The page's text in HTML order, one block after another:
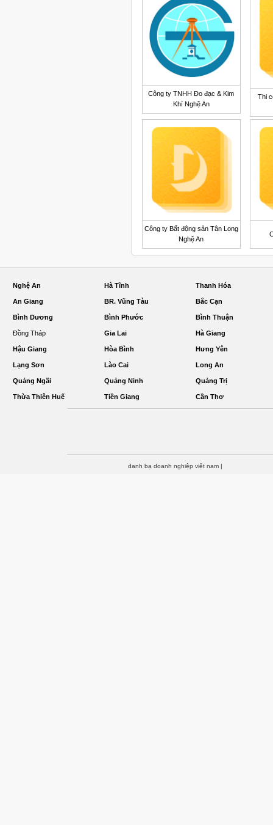
Công ty TNHH Đo đạc & Kim
Khí Nghệ An
Thi
Công ty Bất động sản Tân Long
Nghệ An
Nghệ An Hà Tĩnh Thanh Hóa
An Giang BR. Vũng Tàu Bắc Cạn
Bình Dương Bình Phước Bình Thuận
Đồng Tháp Gia Lai Hà Giang
Hậu Giang Hòa Bình Hưng Yên
Lạng Sơn Lào Cai Long An
Quảng Ngãi Quảng Ninh Quảng Trị
Thừa Thiên Huế Tiền Giang Cần Thơ
danh bạ doanh nghiệp việt nam |